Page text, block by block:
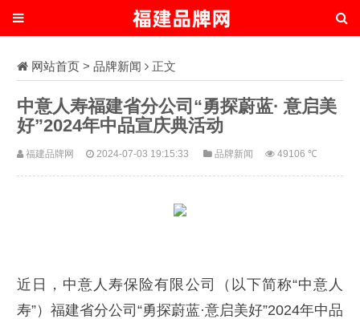
网站首页 > 品牌新闻 正文
中意人寿福建省分公司“勇探蔚蓝· 意启美
好”2024年中品宣庆典活动
福建品牌网 2024-07-03 19:15:33 品牌新闻 49106 ℃
近日，中意人寿保险有限公司（以下简称“中意人
寿”）福建省分公司“勇探蔚蓝·意启美好”2024年中品